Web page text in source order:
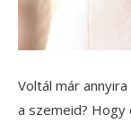
Voltál már
a szemeid?